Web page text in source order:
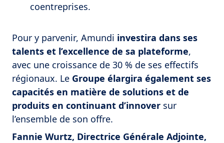
coentreprises.
Pour y parvenir, Amundi investira dans ses
talents et l’excellence de sa plateforme,
avec une croissance de 30 % de ses effectifs
régionaux. Le Groupe élargira également ses
capacités en matière de solutions et de
produits en continuant d’innover sur
l’ensemble de son offre.
Fannie Wurtz, Directrice Générale Adjointe,